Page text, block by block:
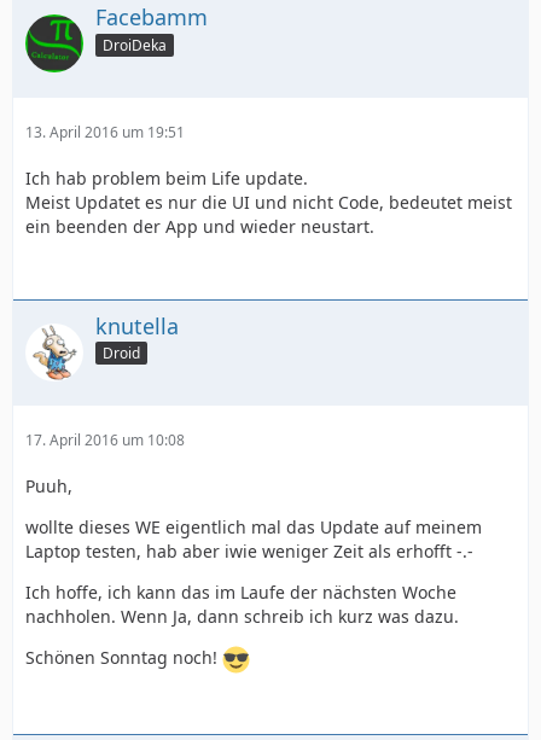
Facebamm
DroiDeka
13. April 2016 um 19:51
Ich hab problem beim Life update.
Meist Updatet es nur die UI und nicht Code, bedeutet meist
ein beenden der App und wieder neustart.
knutella
Droid
17. April 2016 um 10:08
Puuh,
wollte dieses WE eigentlich mal das Update auf meinem
Laptop testen, hab aber iwie weniger Zeit als erhofft -.-
Ich hoffe, ich kann das im Laufe der nächsten Woche
nachholen. Wenn Ja, dann schreib ich kurz was dazu.
Schönen Sonntag noch!